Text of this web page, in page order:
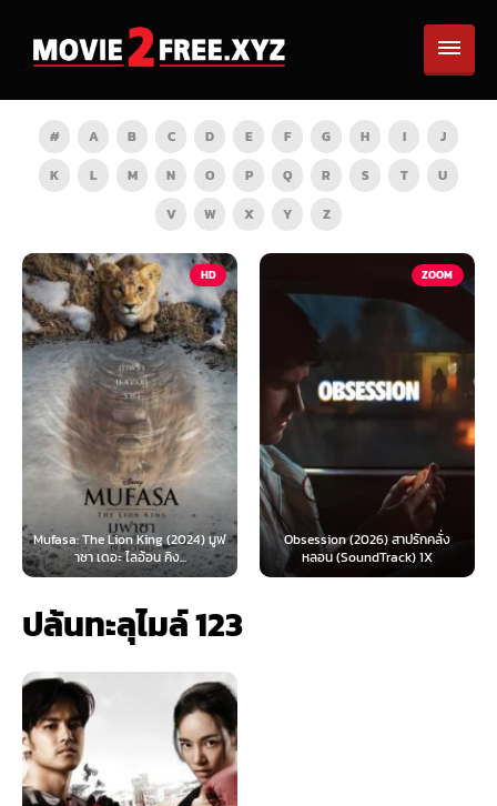
# A B C D E F G H I
J
K
L M N O P Q R S T
U
V
W X Y Z
HD
(2024) มูฟ
ง...
Obsession (2026) สาปรักคลั่ง
หลอน (SoundTrack) 1X
Survive (2024) ต้องรอด
ไทย)
ปล้นทะลุไมล์ 123